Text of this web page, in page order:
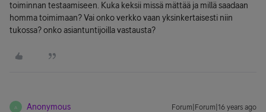
toiminnan testaamiseen. Kuka keksii missä mättää ja millä saadaan
homma toimimaan? Vai onko verkko vaan yksinkertaisesti niin
tukossa? onko asiantuntijoilla vastausta?
A Anonymous Forum|Forum|16 years ago